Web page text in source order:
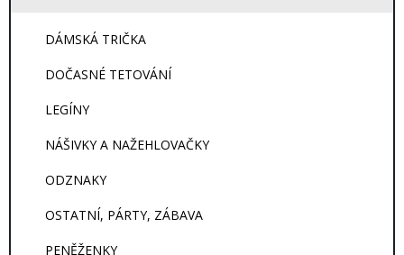
DÁMSKÁ TRIČKA
DOČASNÉ TETOVÁNÍ
LEGÍNY
NÁŠIVKY A NAŽEHLOVAČKY
ODZNAKY
OSTATNÍ, PÁRTY, ZÁBAVA
PENĚŽENKY